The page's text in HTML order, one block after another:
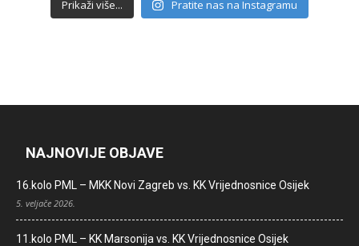
Prikaži više... Pratite nas na Instagramu
NAJNOVIJE OBJAVE
16.kolo PML – MKK Novi Zagreb vs. KK Vrijednosnice Osijek
5. veljače 2026.
11.kolo PML – KK Marsonija vs. KK Vrijednosnice Osijek